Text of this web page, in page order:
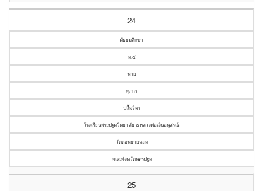
24
มัธยมศึกษา
ม.๔
นาย
ศุภกร
ปลื้มจิตร
โรงเรียนพระปฐมวิทยาลัย ๒ หลวงพ่อเงินอนุสรณ์
วัดดอนยายหอม
คณะจังหวัดนครปฐม
25